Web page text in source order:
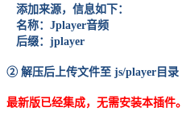
添加来源，信息如下：
名称：Jplayer音频
后缀：jplayer
② 解压后上传文件至 js/player目录
最新版已经集成，无需安装本插件。